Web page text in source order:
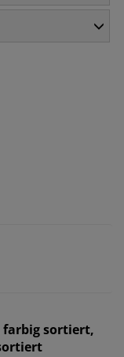
farbig sortiert,